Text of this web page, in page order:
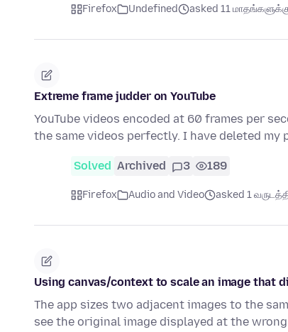
Firefox Undefined asked 11
Extreme frame judder on YouTube
YouTube videos encoded at 60 frames per
the same videos perfectly. I have deleted my
Solved Archived 3 189
Firefox Audio and Video asked 1
Using canvas/context to scale an image that
The app sizes two adjacent images to the
see the original image displayed at the